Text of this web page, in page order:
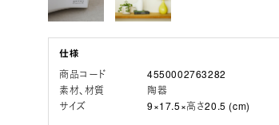
商品コード
4550002763282
素材、材質
陶器
サイズ
9×17.5×高さ20.5 (cm)